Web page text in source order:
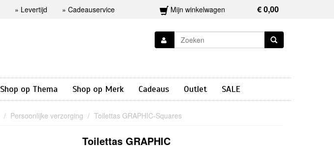
» Levertijd » Cadeauservice Mijn winkelwagen € 0,00
Shop op Thema Shop op Merk Cadeaus Outlet SALE
Persoonlijke verzorging Toilettas GRAPHIC-Squares
Toilettas GRAPHIC